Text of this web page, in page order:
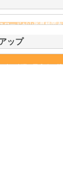
ロードが山形県鶴岡
ップ
年に創業、平成5年に